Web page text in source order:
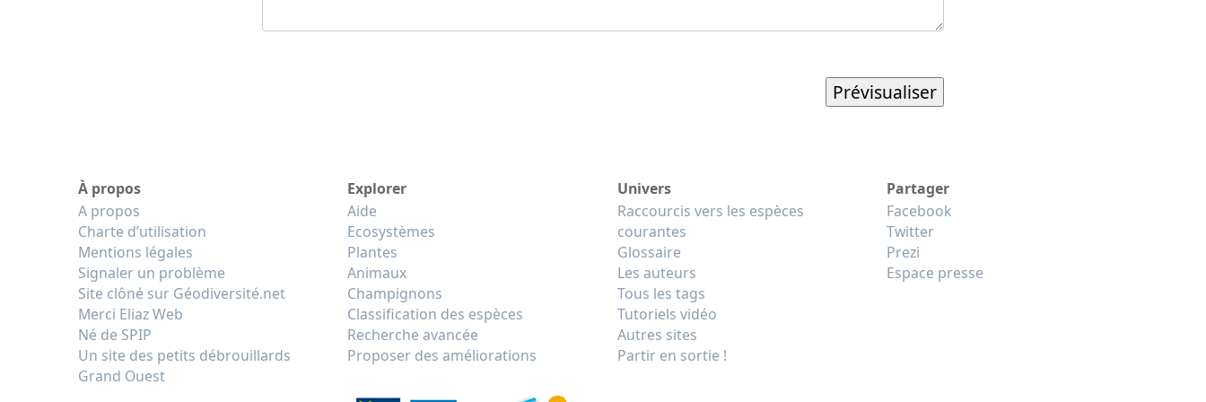
À propos
A propos
Charte d’utilisation
Mentions légales
Signaler un problème
Site clôné sur Géodiversité.net
Merci Eliaz Web
Né de SPIP
Un site des petits débrouillards
Grand Ouest
Explorer
Aide
Ecosystèmes
Plantes
Animaux
Champignons
Classification des espèces
Recherche avancée
Proposer des améliorations
Univers
Raccourcis vers les espèces
courantes
Glossaire
Les auteurs
Tous les tags
Tutoriels vidéo
Autres sites
Partir en sortie !
Partager
Facebook
Twitter
Prezi
Espace presse